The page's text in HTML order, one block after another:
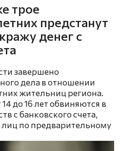
трое
предстанут
денег с
завершено
дела в отношении
жительниц региона.
до 16 лет обвиняются в
с банковского счета,
по предварительному